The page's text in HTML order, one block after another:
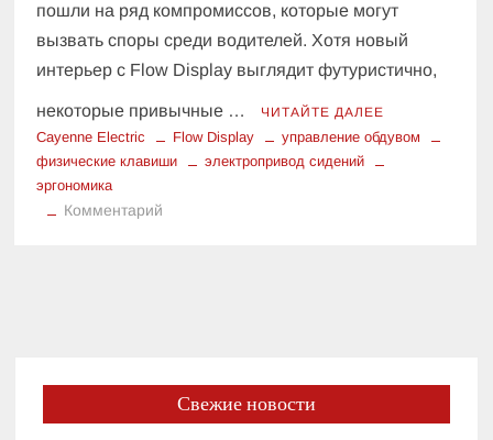
пошли на ряд компромиссов, которые могут
вызвать споры среди водителей. Хотя новый
интерьер с Flow Display выглядит футуристично,
некоторые привычные … ЧИТАЙТЕ ДАЛЕЕ
Cayenne Electric Flow Display
управление обдувом
физические клавиши
электропривод сидений
эргономика
Комментарий
заставит
управлять
Свежие новости